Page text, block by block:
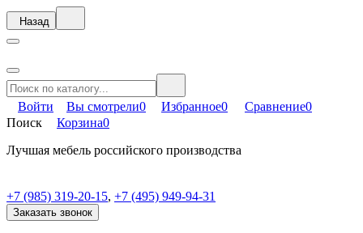
Назад
Войти Вы смотрели0 Избранное0 Сравнение0
Поиск
Корзина0
Лучшая мебель российского производства
+7 (985) 319-20-15, +7 (495) 949-94-31
Заказать звонок